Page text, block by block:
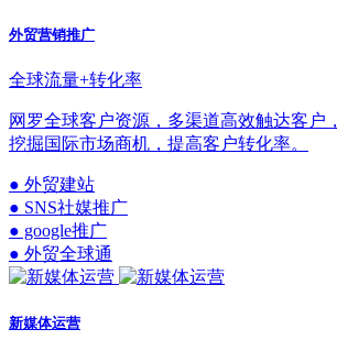
外贸营销推广
全球流量+转化率
网罗全球客户资源，多渠道高效触达客户，
挖掘国际市场商机，提高客户转化率。
● 外贸建站
● SNS社媒推广
● google推广
● 外贸全球通
新媒体运营